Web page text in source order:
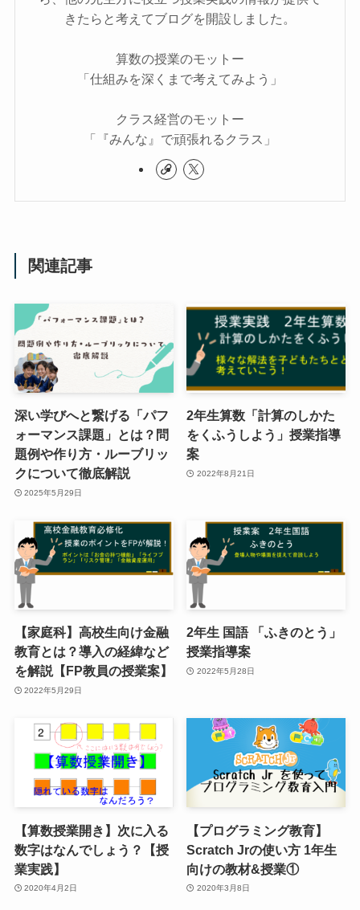
きたらと考えてブログを開設しました。
算数の授業のモットー
「仕組みを深くまで考えてみよう」
クラス経営のモットー
「『みんな』で頑張れるクラス」
関連記事
深い学びへと繋げる「パフ
ォーマンス課題」とは？問
題例や作り方・ルーブリッ
クについて徹底解説
2025年5月29日
2年生算数「計算のしかた
をくふうしよう」授業指導
案
2022年8月21日
【家庭科】高校生向け金融
教育とは？導入の経緯など
を解説【FP教員の授業案】
2022年5月29日
2年生 国語 「ふきのとう」
授業指導案
2022年5月28日
【算数授業開き】次に入る
数字はなんでしょう？【授
業実践】
2020年4月2日
【プログラミング教育】
Scratch Jrの使い方 1年生
向けの教材&授業①
2020年3月8日